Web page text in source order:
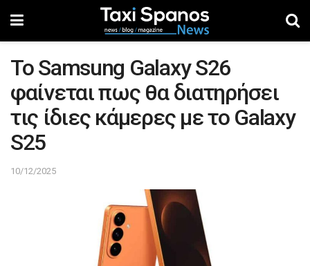
Το Samsung Galaxy S26
φαίνεται πως θα διατηρήσει
τις ίδιες κάμερες με το Galaxy
S25
10/12/2025